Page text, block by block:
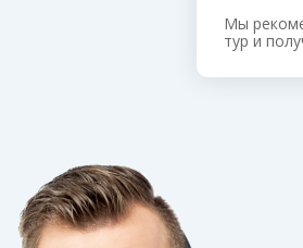
Мы
тур и